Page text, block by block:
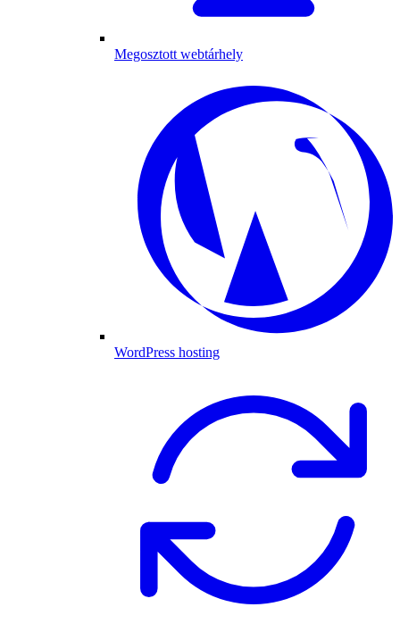
Megosztott webtárhely
WordPress hosting